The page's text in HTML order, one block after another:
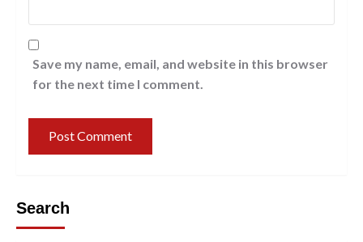
Save my name, email, and website in this browser
for the next time I comment.
Search